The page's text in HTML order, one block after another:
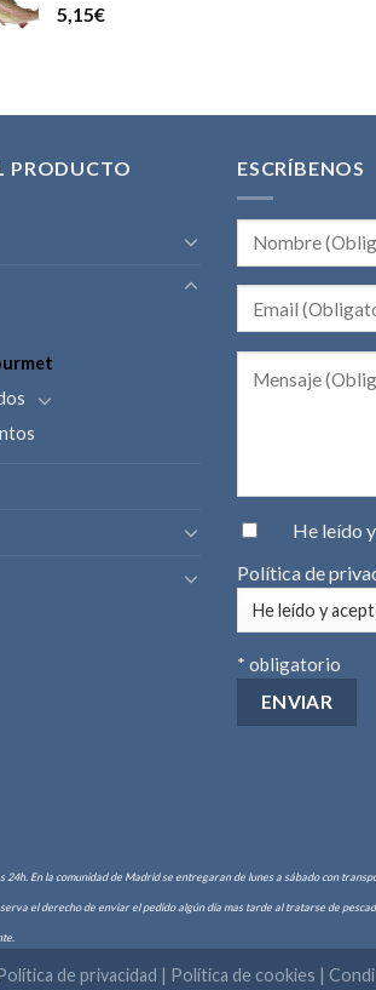
5,15€
PRODUCTO ESCRÍBENOS
He leído
Política de
* obligatorio
24h. En la comunidad de Madrid se entregaran de lunes a sábado con
el derecho de enviar el pedido algún día mas tarde al tratarse de
de privacidad | Política de cookies |